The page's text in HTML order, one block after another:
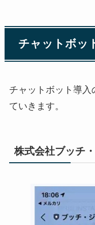
チャットボッ
チャットボット導入
ていきます。
株式会社ブッチ